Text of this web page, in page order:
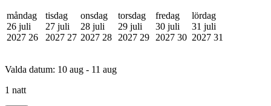
måndag
26 juli
2027 26
tisdag
27 juli
2027 27
onsdag
28 juli
2027 28
torsdag
29 juli
2027 29
fredag
30 juli
2027 30
lördag
31 juli
2027 31
Valda datum: 10 aug - 11 aug
1 natt